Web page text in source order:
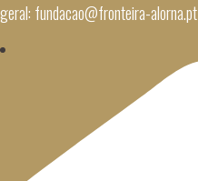
geral: fundacao@fronteira-alorna.pt